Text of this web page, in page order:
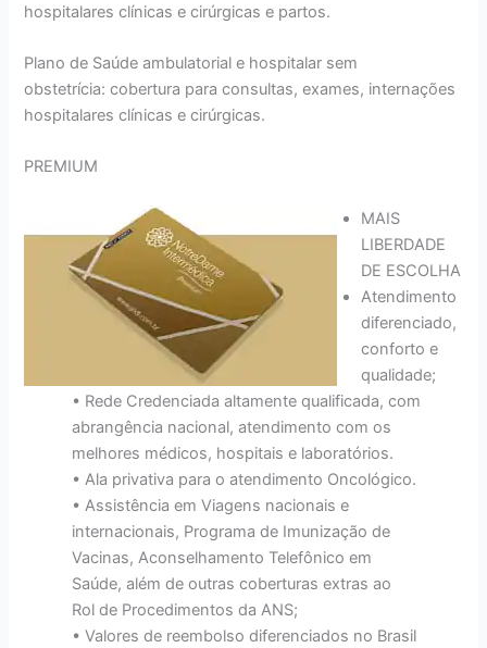
hospitalares clínicas e cirúrgicas e partos.
Plano de Saúde ambulatorial e hospitalar sem
obstetrícia: cobertura para consultas, exames, internações
hospitalares clínicas e cirúrgicas.
PREMIUM
MAIS
LIBERDADE
DE ESCOLHA
Atendimento
diferenciado,
conforto e
qualidade;
• Rede Credenciada altamente qualificada, com
abrangência nacional, atendimento com os
melhores médicos, hospitais e laboratórios.
• Ala privativa para o atendimento Oncológico.
• Assistência em Viagens nacionais e
internacionais, Programa de Imunização de
Vacinas, Aconselhamento Telefônico em
Saúde, além de outras coberturas extras ao
Rol de Procedimentos da ANS;
• Valores de reembolso diferenciados no Brasil